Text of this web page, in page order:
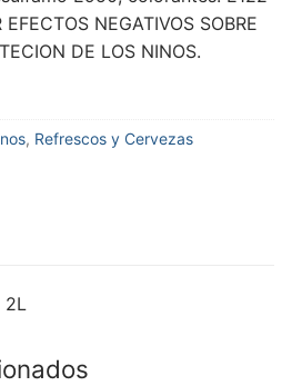
NEGATIVOS SOBRE
DE LOS NINOS.
, Refrescos y Cervezas
2L